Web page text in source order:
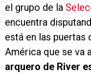
el grupo de la
encuentra
está en las puertas
América que se va
arquero de River